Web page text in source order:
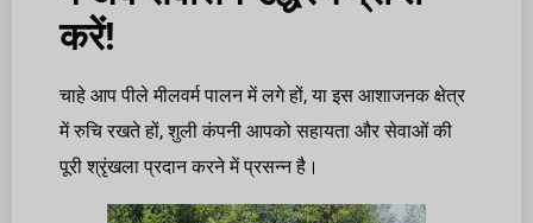
करें!
चाहे आप पीले मीलवर्म पालन में लगे हों, या इस आशाजनक क्षेत्र
में रुचि रखते हों, शुली कंपनी आपको सहायता और सेवाओं की
पूरी श्रृंखला प्रदान करने में प्रसन्न है।